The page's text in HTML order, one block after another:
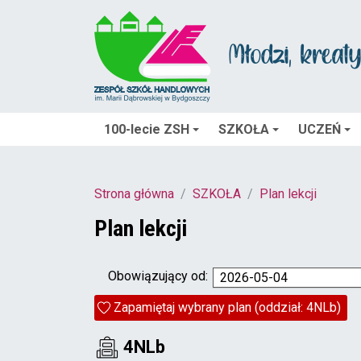
100-lecie ZSH SZKOŁA UCZEŃ
Strona główna SZKOŁA Plan lekcji
Plan lekcji
Obowiązujący od:
2026-05-04
Zapamiętaj wybrany plan (oddział: 4NLb)
4NLb